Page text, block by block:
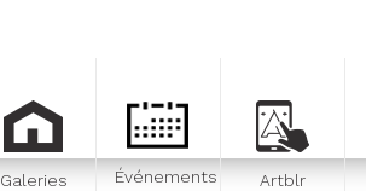
Galeries
Événements
Artblr